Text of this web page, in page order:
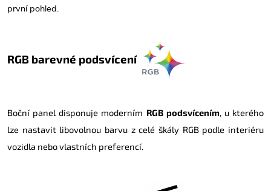
první pohled.
RGB barevné podsvícení
Boční panel disponuje moderním RGB podsvícením, u kterého
lze nastavit libovolnou barvu z celé škály RGB podle interiéru
vozidla nebo vlastních preferencí.